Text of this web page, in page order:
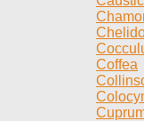
Coffea